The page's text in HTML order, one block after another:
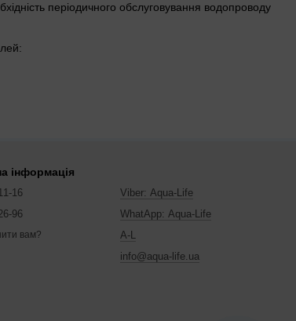
періодичного обслуговування водопроводу
і ефективною теплоізоляцією, що
гармонійно вписати пристрій в сформований стиль
інформація
16
96
вам?
Viber: Aqua-Life
WhatApp: Aqua-Life
A-L
info@aqua-life.ua